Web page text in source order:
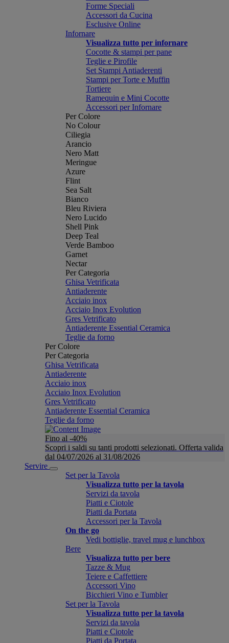
Forme Speciali
Accessori da Cucina
Esclusive Online
Infornare
Visualizza tutto per infornare
Cocotte & stampi per pane
Teglie e Pirofile
Set Stampi Antiaderenti
Stampi per Torte e Muffin
Tortiere
Ramequin e Mini Cocotte
Accessori per Infornare
Per Colore
No Colour
Ciliegia
Arancio
Nero Matt
Meringue
Azure
Flint
Sea Salt
Bianco
Bleu Riviera
Nero Lucido
Shell Pink
Deep Teal
Verde Bamboo
Garnet
Nectar
Per Categoria
Ghisa Vetrificata
Antiaderente
Acciaio inox
Acciaio Inox Evolution
Gres Vetrificato
Antiaderente Essential Ceramica
Teglie da forno
Per Colore
Per Categoria
Ghisa Vetrificata
Antiaderente
Acciaio inox
Acciaio Inox Evolution
Gres Vetrificato
Antiaderente Essential Ceramica
Teglie da forno
Fino al -40%
Scopri i saldi su tanti prodotti selezionati. Offerta valida
dal 04/07/2026 al 31/08/2026
Servire
Set per la Tavola
Visualizza tutto per la tavola
Servizi da tavola
Piatti e Ciotole
Piatti da Portata
Accessori per la Tavola
On the go
Vedi bottiglie, travel mug e lunchbox
Bere
Visualizza tutto per bere
Tazze & Mug
Teiere e Caffettiere
Accessori Vino
Bicchieri Vino e Tumbler
Set per la Tavola
Visualizza tutto per la tavola
Servizi da tavola
Piatti e Ciotole
Piatti da Portata